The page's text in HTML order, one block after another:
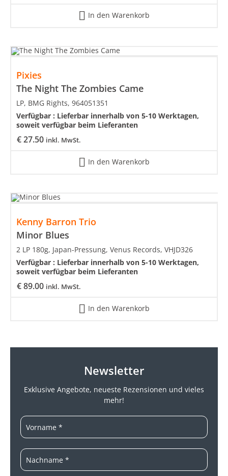
In den Warenkorb
Pixies
The Night The Zombies Came
€27.50 inkl. MwSt.
LP, BMG Rights, 964051351
Verfügbar : Lieferbar innerhalb von 5-10 Werktagen,
soweit verfügbar beim Lieferanten
In den Warenkorb
Kenny Barron Trio
Minor Blues
€89.00 inkl. MwSt.
2 LP 180g, Japan-Pressung, Venus Records, VHJD326
Verfügbar : Lieferbar innerhalb von 5-10 Werktagen,
soweit verfügbar beim Lieferanten
In den Warenkorb
Newsletter
Exklusive Angebote, neueste Rezensionen und vieles
mehr!